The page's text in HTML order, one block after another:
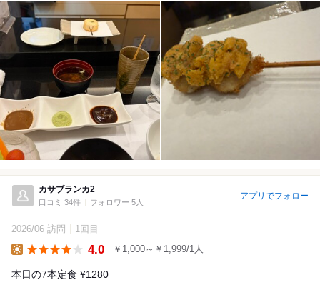
カサブランカ2
口コミ 34件 フォロワー 5人
アプリでフォロー
2026/06 訪問 1回目
4.0 ￥1,000～￥1,999/1人
本日の7本定食 ¥1280